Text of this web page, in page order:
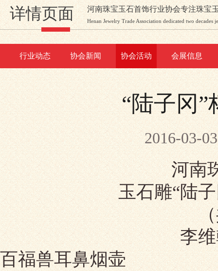
详情页面 河南珠宝玉石首饰行业协会专注珠宝
Henan Jewelry Trade Association dedicated two decades
行业动态 协会新闻 协会活动 会展信息
“陆子冈
2016-03-
河南
玉石雕“陆
李
百福兽耳鼻烟壶